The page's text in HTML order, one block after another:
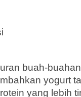
buah-
yogurt
yang lebih